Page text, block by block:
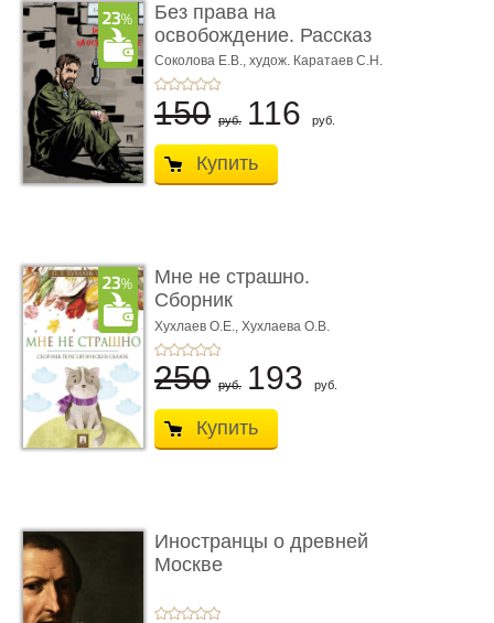
Без права на
освобождение. Рассказ
Соколова Е.В., худож. Каратаев С.Н.
150 руб. 116 руб.
Купить
Мне не страшно.
Сборник
терапевтических
сказо� ...
Хухлаев О.Е., Хухлаева О.В.
250 руб. 193 руб.
Купить
Иностранцы о древней
Москве